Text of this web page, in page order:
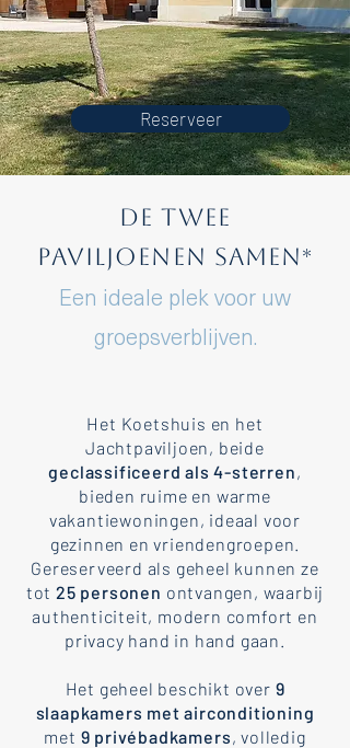
Reserveer
De twee
Paviljoenen samen*
Een ideale plek voor uw
groepsverblijven.
Het Koetshuis en het
Jachtpaviljoen, beide
geclassificeerd als 4-sterren,
bieden ruime en warme
vakantiewoningen, ideaal voor
gezinnen en vriendengroepen.
Gereserveerd als geheel kunnen ze
tot25 personen ontvangen, waarbij
authenticiteit, modern comfort en
privacy hand in hand gaan.
Het geheel beschikt over 9
slaapkamers met airconditioning
met 9 privébadkamers, volledig